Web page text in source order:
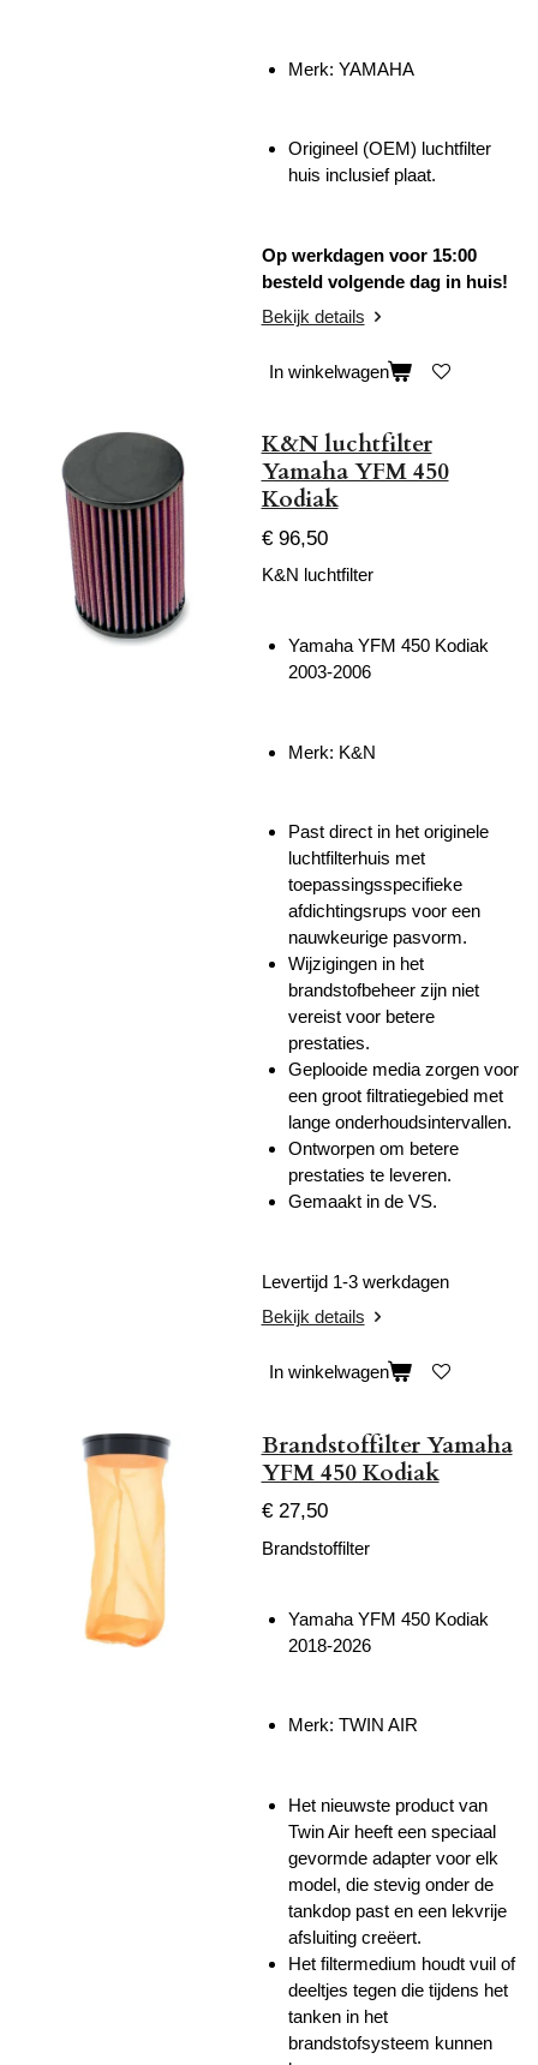
Merk: YAMAHA
Origineel (OEM) luchtfilter
huis inclusief plaat.
Op werkdagen voor 15:00
besteld volgende dag in huis!
Bekijk details
In winkelwagen
K&N luchtfilter
Yamaha YFM 450
Kodiak
€ 96,50
K&N luchtfilter
Yamaha YFM 450 Kodiak
2003-2006
Merk: K&N
Past direct in het originele
luchtfilterhuis met
toepassingsspecifieke
afdichtingsrups voor een
nauwkeurige pasvorm.
Wijzigingen in het
brandstofbeheer zijn niet
vereist voor betere
prestaties.
Geplooide media zorgen voor
een groot filtratiegebied met
lange onderhoudsintervallen.
Ontworpen om betere
prestaties te leveren.
Gemaakt in de VS.
Levertijd 1-3 werkdagen
Bekijk details
In winkelwagen
Brandstoffilter Yamaha
YFM 450 Kodiak
€ 27,50
Brandstoffilter
Yamaha YFM 450 Kodiak
2018-2026
Merk: TWIN AIR
Het nieuwste product van
Twin Air heeft een speciaal
gevormde adapter voor elk
model, die stevig onder de
tankdop past en een lekvrije
afsluiting creëert.
Het filtermedium houdt vuil of
deeltjes tegen die tijdens het
tanken in het
brandstofsysteem kunnen